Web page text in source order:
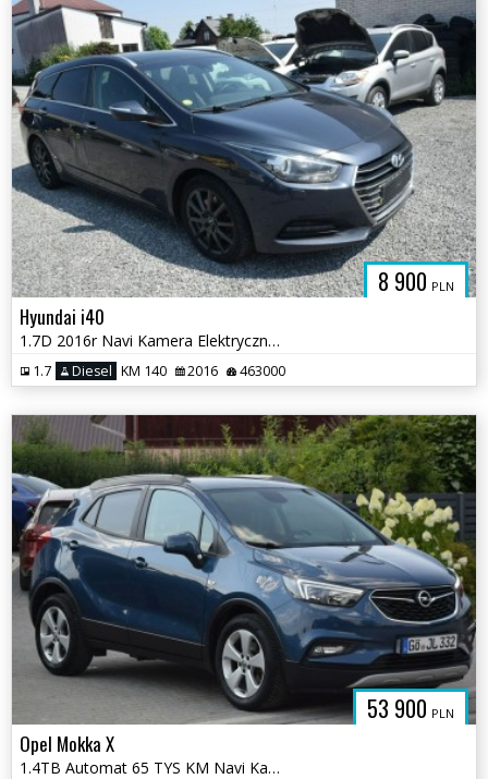
8 900 PLN
Hyundai i40
1.7D 2016r Navi Kamera Elektryczna Klapa Sprowadzony
1.7 Diesel KM 140 2016 463000
53 900 PLN
Opel Mokka X
1.4TB Automat 65 TYS KM Navi Kamera Oryginał Lakier Sprowadzony